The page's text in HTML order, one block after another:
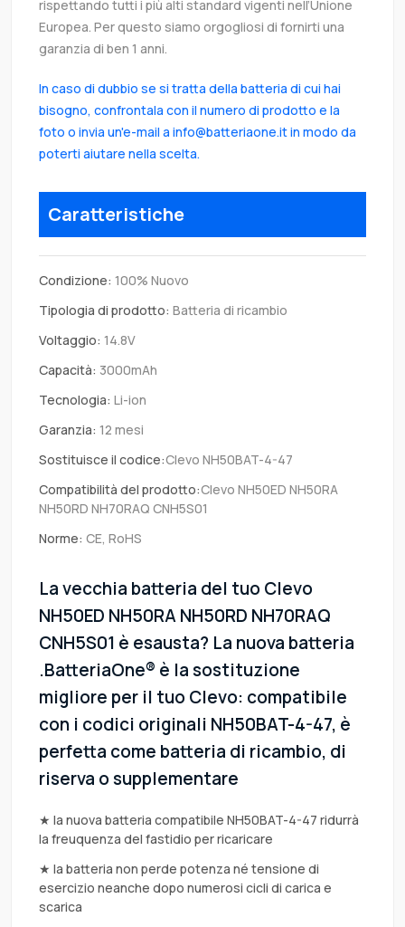
rispettando tutti i più alti standard vigenti nell’Unione
Europea. Per questo siamo orgogliosi di fornirti una
garanzia di ben 1 anni.
In caso di dubbio se si tratta della batteria di cui hai
bisogno, confrontala con il numero di prodotto e la
foto o invia un'e-mail a info@batteriaone.it in modo da
poterti aiutare nella scelta.
Caratteristiche
Condizione: 100% Nuovo
Tipologia di prodotto: Batteria di ricambio
Voltaggio: 14.8V
Capacità: 3000mAh
Tecnologia: Li-ion
Garanzia: 12 mesi
Sostituisce il codice:Clevo NH50BAT-4-47
Compatibilità del prodotto:Clevo NH50ED NH50RA
NH50RD NH70RAQ CNH5S01
Norme: CE, RoHS
La vecchia batteria del tuo Clevo
NH50ED NH50RA NH50RD NH70RAQ
CNH5S01 è esausta? La nuova batteria
.BatteriaOne® è la sostituzione
migliore per il tuo Clevo: compatibile
con i codici originali NH50BAT-4-47, è
perfetta come batteria di ricambio, di
riserva o supplementare
★ la nuova batteria compatibile NH50BAT-4-47 ridurrà
la freuquenza del fastidio per ricaricare
★ la batteria non perde potenza né tensione di
esercizio neanche dopo numerosi cicli di carica e
scarica